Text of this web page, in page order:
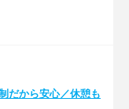
だから安心／休憩も